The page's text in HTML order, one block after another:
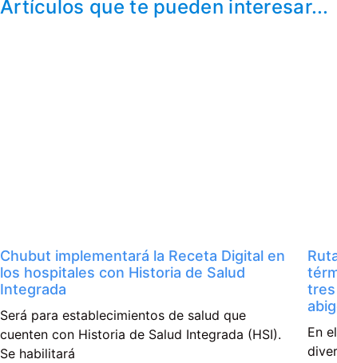
Artículos que te pueden interesar...
Chubut implementará la Receta Digital en
los hospitales con Historia de Salud
Integrada
Será para establecimientos de salud que
cuenten con Historia de Salud Integrada (HSI).
Se habilitará
En